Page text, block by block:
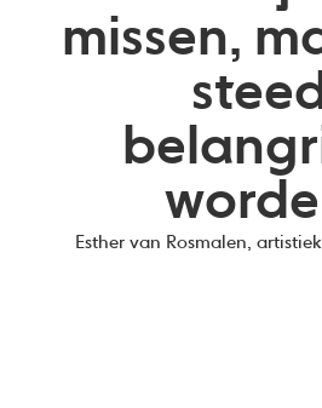
missen,
Esther van Rosmalen,